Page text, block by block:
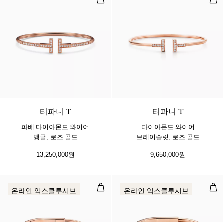
티파니 T
파베 다이아몬드 와이어
뱅글, 로즈 골드
13,250,000원
티파니 T
다이아몬드 와이어
브레이슬릿, 로즈 골드
9,650,000원
내로우 뱅글, 로즈 골드, 핑크 사파
온라인 익스클루시브 뱅
온라인 익스클루시브